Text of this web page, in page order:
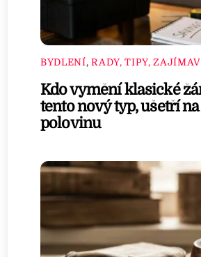
BYDLENÍ,RADY, TIPY,
Kdo vymění klasické
tento nový typ, ušetří
polovinu